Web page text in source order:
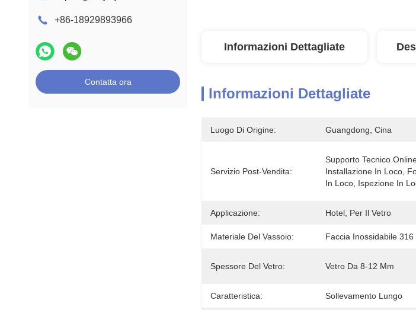
+86-18929893966
Contatta ora
Informazioni Dettagliate
Informazioni Dettagliate
Luogo Di Origine: Guangdong, Cina
Servizio Post-Vendita:
Supporto Tecnico
Installazione In Loco,
In Loco, Ispezione In
Applicazione: Hotel, Per Il Vetro
Materiale Del Vassoio: Faccia Inossidabile 316
Spessore Del Vetro: Vetro Da 8-12 Mm
Caratteristica: Sollevamento Lungo